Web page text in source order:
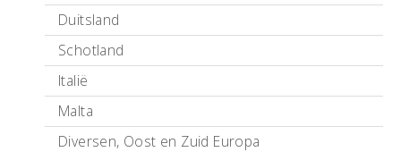
Duitsland
Schotland
Italië
Malta
Diversen, Oost en Zuid Europa